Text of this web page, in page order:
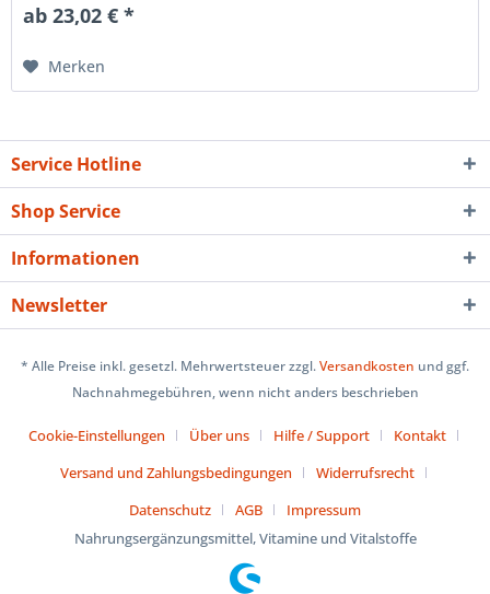
ab 23,02 € *
Merken
Service Hotline
Shop Service
Informationen
Newsletter
* Alle Preise inkl. gesetzl. Mehrwertsteuer zzgl.Versandkosten und ggf.
Nachnahmegebühren, wenn nicht anders beschrieben
Cookie-Einstellungen Über uns Hilfe / Support
Kontakt
Versand und Zahlungsbedingungen
Widerrufsrecht
Datenschutz
AGB
Impressum
Nahrungsergänzungsmittel, Vitamine und Vitalstoffe